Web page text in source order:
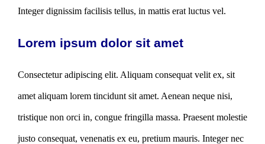
Integer dignissim facilisis tellus, in mattis erat luctus vel.
Lorem ipsum dolor sit amet
Consectetur adipiscing elit. Aliquam consequat velit ex, sit
amet aliquam lorem tincidunt sit amet. Aenean neque nisi,
tristique non orci in, congue fringilla massa. Praesent molestie
justo consequat, venenatis ex eu, pretium mauris. Integer nec